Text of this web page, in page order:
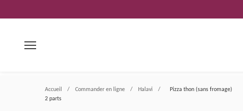
au
Accueil / Commander en ligne / Halavi /
Pizza thon (sans fromage)
2 parts